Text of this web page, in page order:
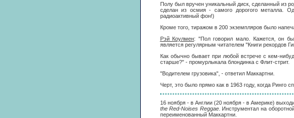
Полу был вручен уникальный диск, сделанный из
сделан из осмия - самого дорогого металла.
радиоактивный фон!)
Кроме того, тиражом в 200 экземпляров было
Рэй Коулмен: "Пол говорил мало. Кажется, он
является регулярным читателем "Книги рекордов
Как обычно бывает при любой встрече с кем-
старше?" - промурлыкала блондинка с Флит-стрит.
"Водителем грузовика", - ответил Маккартни.
Черт, это было прямо как в 1963 году, когда Ринго
16 ноября - в Англии (20 ноября - в Америке)
the Red-Noises Reggae. Инструментал на
переименованный Маккартни.